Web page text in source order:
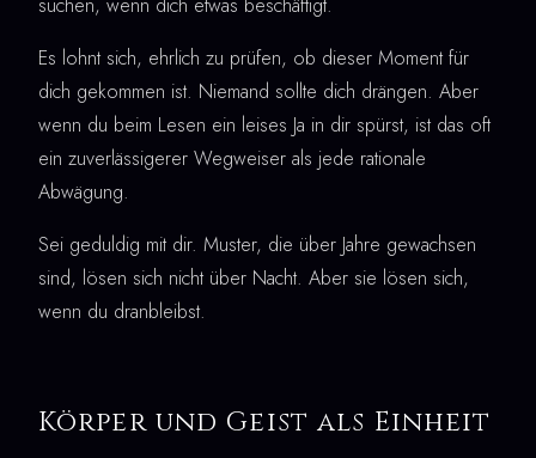
Es lohnt sich, ehrlich zu prüfen, ob dieser Moment für
dich gekommen ist. Niemand sollte dich drängen. Aber
wenn du beim Lesen ein leises Ja in dir spürst, ist das oft
ein zuverlässigerer Wegweiser als jede rationale
Abwägung.
Sei geduldig mit dir. Muster, die über Jahre gewachsen
sind, lösen sich nicht über Nacht. Aber sie lösen sich,
wenn du dranbleibst.
Körper und Geist als Einheit